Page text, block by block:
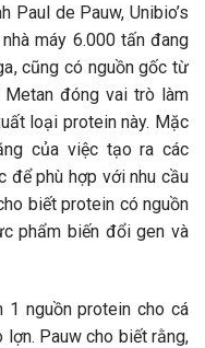
Paul de Pauw, Unibio’s
máy 6.000 tấn đang
cũng có nguồn gốc từ
đóng vai trò làm
loại protein này. Mặc
của việc tạo ra các
để phù hợp với nhu cầu
biết protein có nguồn
phẩm biến đổi gen và
1 nguồn protein cho cá
lợn. Pauw cho biết rằng,